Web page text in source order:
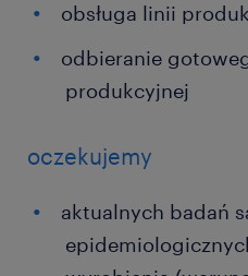
obsługa linii
odbieranie
produkcyjnej
oczekujemy
aktualnych badań